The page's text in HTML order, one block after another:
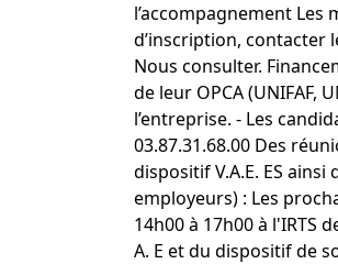
l’accompagnement
d’inscription,
Nous consulter.
de leur OPCA (UNIFAF,
l’entreprise. - Les
03.87.31.68.00 Des
dispositif V.A.E. ES
employeurs) : Les
14h00 à 17h00 à l'IRTS
A. E et du dispositif de